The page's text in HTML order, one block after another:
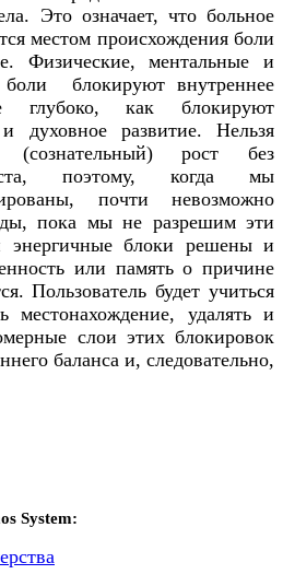
Это означает, что больное
местом происхождения боли
Физические, ментальные и
боли блокируют внутреннее
глубоко, как блокируют
духовное развитие. Нельзя
(сознательный) рост без
поэтому, когда мы
почти невозможно
пока мы не разрешим эти
энергичные блоки решены и
или память о причине
Пользователь будет учиться
местонахождение, удалять и
слои этих блокировок
баланса и, следовательно,
System: